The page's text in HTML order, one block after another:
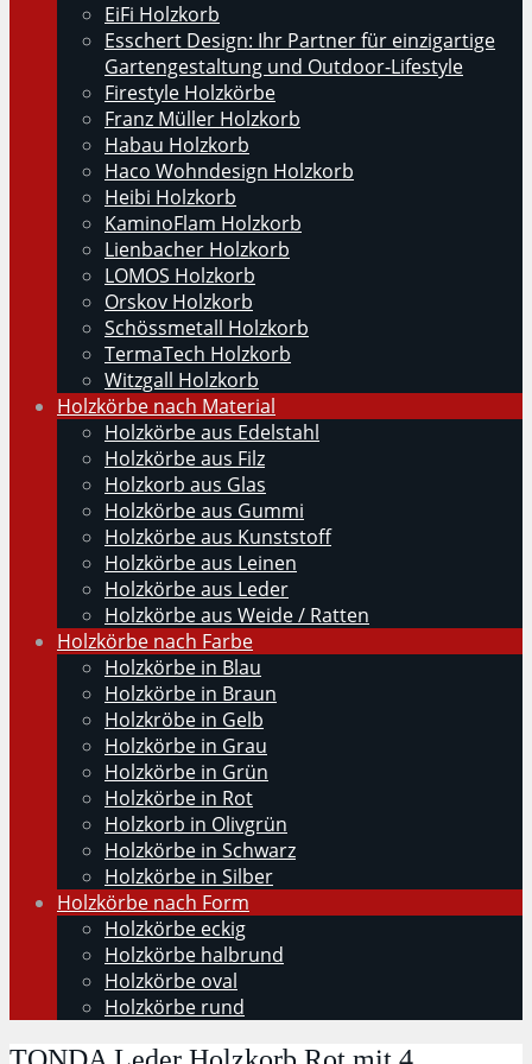
EiFi Holzkorb
Esschert Design: Ihr Partner für einzigartige
Gartengestaltung und Outdoor-Lifestyle
Firestyle Holzkörbe
Franz Müller Holzkorb
Habau Holzkorb
Haco Wohndesign Holzkorb
Heibi Holzkorb
KaminoFlam Holzkorb
Lienbacher Holzkorb
LOMOS Holzkorb
Orskov Holzkorb
Schössmetall Holzkorb
TermaTech Holzkorb
Witzgall Holzkorb
Holzkörbe nach Material
Holzkörbe aus Edelstahl
Holzkörbe aus Filz
Holzkorb aus Glas
Holzkörbe aus Gummi
Holzkörbe aus Kunststoff
Holzkörbe aus Leinen
Holzkörbe aus Leder
Holzkörbe aus Weide / Ratten
Holzkörbe nach Farbe
Holzkörbe in Blau
Holzkörbe in Braun
Holzkröbe in Gelb
Holzkörbe in Grau
Holzkörbe in Grün
Holzkörbe in Rot
Holzkorb in Olivgrün
Holzkörbe in Schwarz
Holzkörbe in Silber
Holzkörbe nach Form
Holzkörbe eckig
Holzkörbe halbrund
Holzkörbe oval
Holzkörbe rund